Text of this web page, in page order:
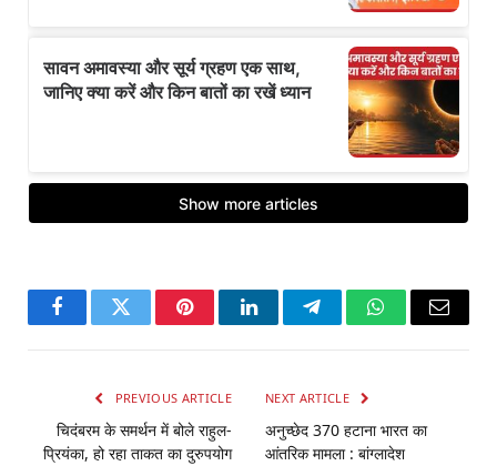
FacebookTwitter PinterestLinkedInTelegramWhatsApp
Email
PREVIOUS ARTICLE
चिदंबरम के समर्थन में बोले राहुल-
प्रियंका, हो रहा ताकत का दुरुपयोग
NEXT ARTICLE
अनुच्छेद 370 हटाना भारत का
आंतरिक मामला : बांग्लादेश